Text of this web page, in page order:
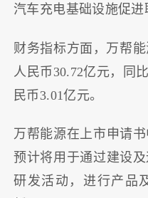
汽车充电基础设施促进
财务指标方面，万帮
人民币30.72亿元，同
民币3.01亿元。
万帮能源在上市申请
预计将用于通过建设
研发活动，进行产品